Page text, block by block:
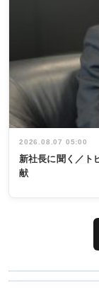
2026.08.07 05:00
新社長に聞く／ト
献